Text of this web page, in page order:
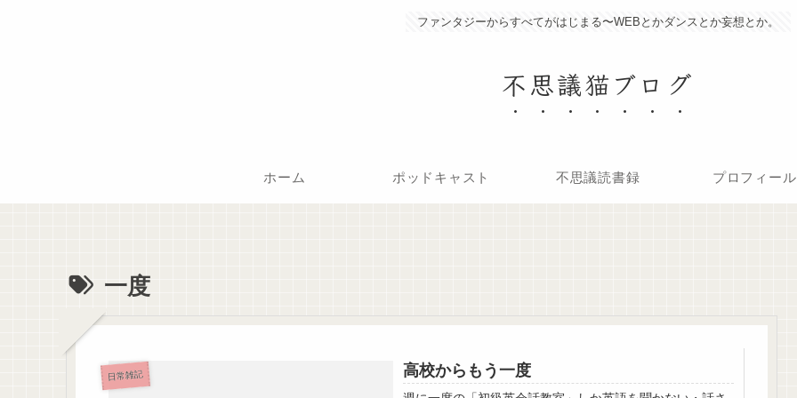
ファンタジーからすべてがはじまる〜WEBとかダンスとか妄想とか。
不思議猫ブログ
ホーム ポッドキャスト 不思議読書録 プロフィール
一度
日常雑記 高校からもう一度